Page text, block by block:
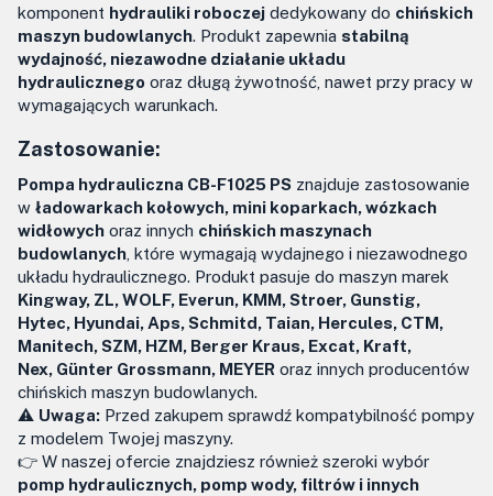
komponent hydrauliki roboczej dedykowany do chińskich
maszyn budowlanych. Produkt zapewnia stabilną
wydajność, niezawodne działanie układu
hydraulicznego oraz długą żywotność, nawet przy pracy w
wymagających warunkach.
Zastosowanie:
Pompa hydrauliczna CB-F1025 PS znajduje zastosowanie
w ładowarkach kołowych, mini koparkach, wózkach
widłowych oraz innych chińskich maszynach
budowlanych , które wymagają wydajnego i niezawodnego
układu hydraulicznego. Produkt pasuje do maszyn marek
Kingway, ZL, WOLF, Everun, KMM, Stroer, Gunstig,
Hytec, Hyundai, Aps, Schmitd, Taian, Hercules, CTM,
Manitech, SZM, HZM, Berger Kraus, Excat, Kraft,
Nex, Günter Grossmann, MEYER oraz innych producentów
chińskich maszyn budowlanych.
⚠️ Uwaga: Przed zakupem sprawdź kompatybilność pompy
z modelem Twojej maszyny.
👉 W naszej ofercie znajdziesz również szeroki wybór
pomp hydraulicznych, pomp wody, filtrów i innych